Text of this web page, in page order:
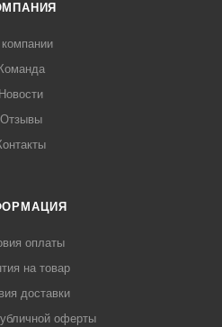
Команда
Новости
Отзывы
оплаты
на товар
доставки
оферты